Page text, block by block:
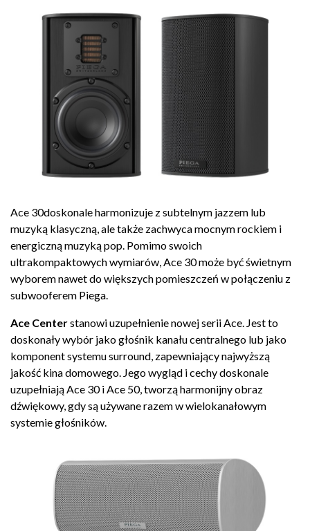
Ace 30doskonale harmonizuje z subtelnym jazzem lub
muzyką klasyczną, ale także zachwyca mocnym rockiem i
energiczną muzyką pop. Pomimo swoich
ultrakompaktowych wymiarów, Ace 30 może być świetnym
wyborem nawet do większych pomieszczeń w połączeniu z
subwooferem Piega.
Ace Centerstanowi uzupełnienie nowej serii Ace. Jest to
doskonały wybór jako głośnik kanału centralnego lub jako
komponent systemu surround, zapewniający najwyższą
jakość kina domowego. Jego wygląd i cechy doskonale
uzupełniają Ace 30 i Ace 50, tworzą harmonijny obraz
dźwiękowy, gdy są używane razem w wielokanałowym
systemie głośników.